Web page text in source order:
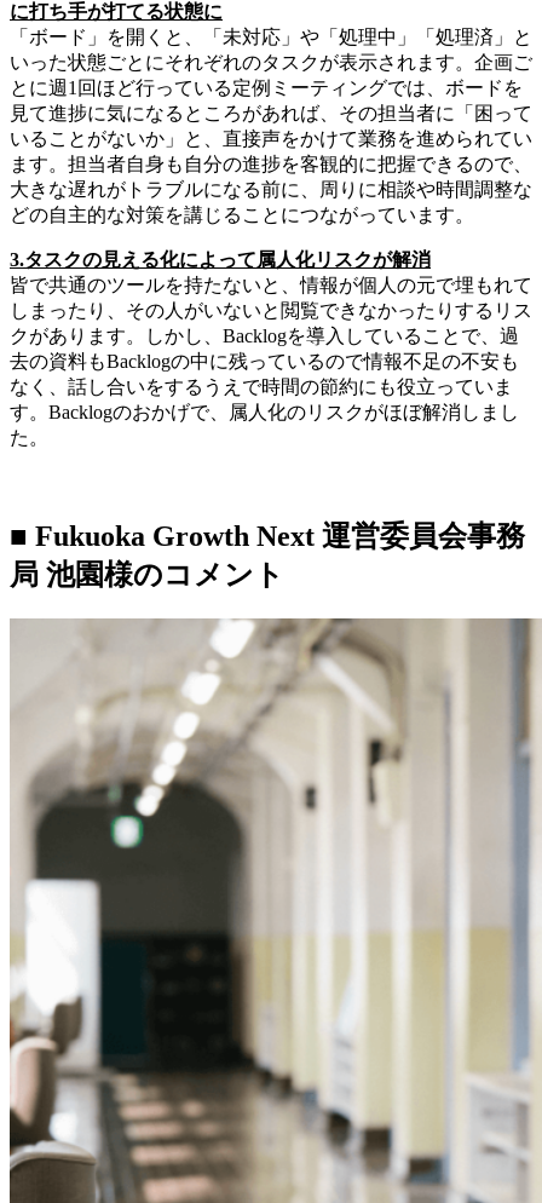
に打ち手が打てる状態に
「ボード」を開くと、「未対応」や「処理中」「処理済」と
いった状態ごとにそれぞれのタスクが表示されます。企画ご
とに週1回ほど行っている定例ミーティングでは、ボードを
見て進捗に気になるところがあれば、その担当者に「困って
いることがないか」と、直接声をかけて業務を進められてい
ます。担当者自身も自分の進捗を客観的に把握できるので、
大きな遅れがトラブルになる前に、周りに相談や時間調整な
どの自主的な対策を講じることにつながっています。
3.タスクの見える化によって属人化リスクが解消
皆で共通のツールを持たないと、情報が個人の元で埋もれて
しまったり、その人がいないと閲覧できなかったりするリス
クがあります。しかし、Backlogを導入していることで、過
去の資料もBacklogの中に残っているので情報不足の不安も
なく、話し合いをするうえで時間の節約にも役立っていま
す。Backlogのおかげで、属人化のリスクがほぼ解消しまし
た。
■ Fukuoka Growth Next 運営委員会事務
局 池園様のコメント